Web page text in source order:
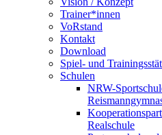
Trainer*innen
VoRstand
Kontakt
Download
Spiel- und
Schulen
NRW-
Realschule